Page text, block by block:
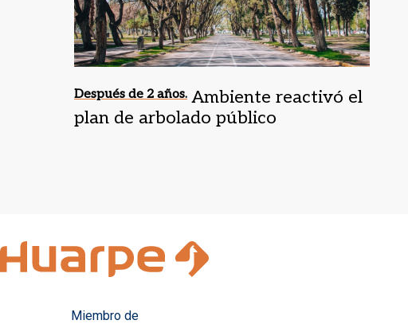
Después de 2 años. Ambiente reactivó el
plan de arbolado público
Miembro de